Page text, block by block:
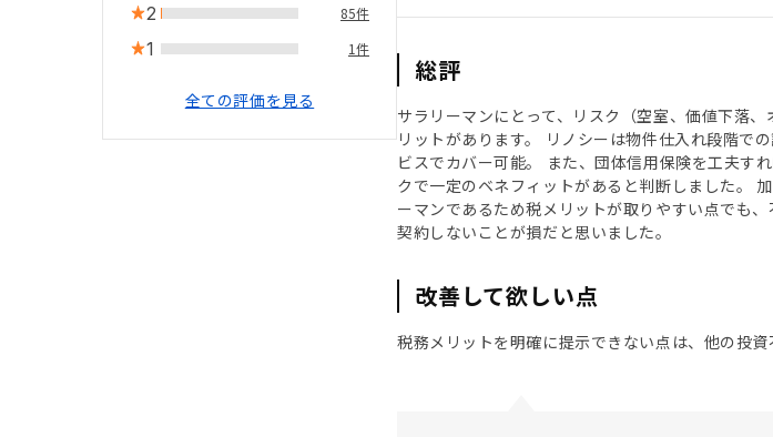
2 85件
1 1件
全ての評価を見る
総評
サラリーマンにとって、リスク（空室、価値下落
リットがあります。 リノシーは物件仕入れ段階で
ビスでカバー可能。 また、団体信用保険を工夫す
クで一定のベネフィットがあると判断しました。
ーマンであるため税メリットが取りやすい点でも
契約しないことが損だと思いました。
改善して欲しい点
税務メリットを明確に提示できない点は、他の投